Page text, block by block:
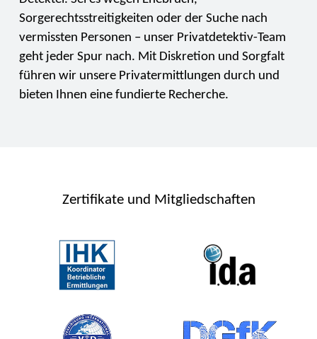
Sorgerechtsstreitigkeiten oder der Suche nach
vermissten Personen – unser Privatdetektiv-Team
geht jeder Spur nach. Mit Diskretion und Sorgfalt
führen wir unsere Privatermittlungen durch und
bieten Ihnen eine fundierte Recherche.
Zertifikate und Mitgliedschaften